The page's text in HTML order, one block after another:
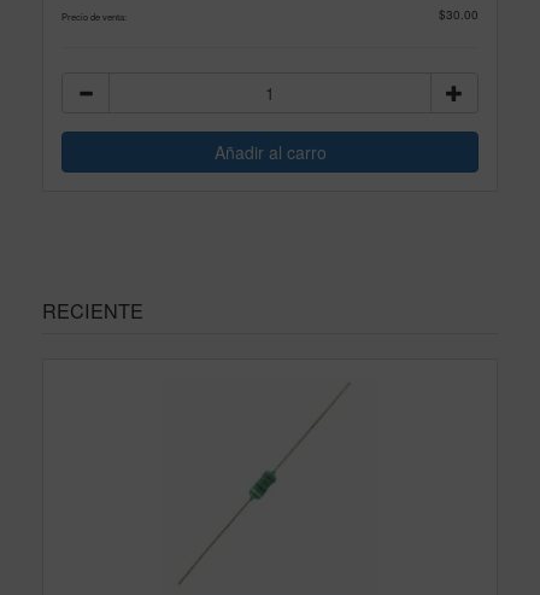
Precio de venta: $30.00
RECIENTE